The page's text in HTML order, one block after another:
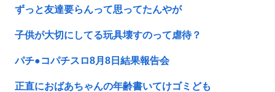
ずっと友達要らんって思ってたんやが
子供が大切にしてる玩具壊すのって虐待？
パチ●コパチスロ8月8日結果報告会
正直におばあちゃんの年齢書いてけゴミども